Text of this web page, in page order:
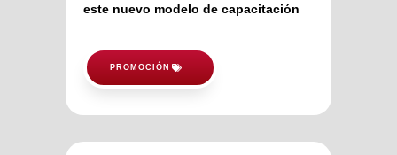
este nuevo modelo de capacitación
PROMOCIÓN